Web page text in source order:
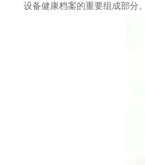
设备健康档案的重要组成部分。